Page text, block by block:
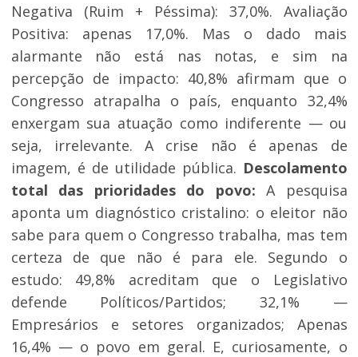
Negativa (Ruim + Péssima): 37,0%. Avaliação
Positiva: apenas 17,0%. Mas o dado mais
alarmante não está nas notas, e sim na
percepção de impacto: 40,8% afirmam que o
Congresso atrapalha o país, enquanto 32,4%
enxergam sua atuação como indiferente — ou
seja, irrelevante. A crise não é apenas de
imagem, é de utilidade pública. Descolamento
total das prioridades do povo: A pesquisa
aponta um diagnóstico cristalino: o eleitor não
sabe para quem o Congresso trabalha, mas tem
certeza de que não é para ele. Segundo o
estudo: 49,8% acreditam que o Legislativo
defende Políticos/Partidos; 32,1% —
Empresários e setores organizados; Apenas
16,4% — o povo em geral. E, curiosamente, o